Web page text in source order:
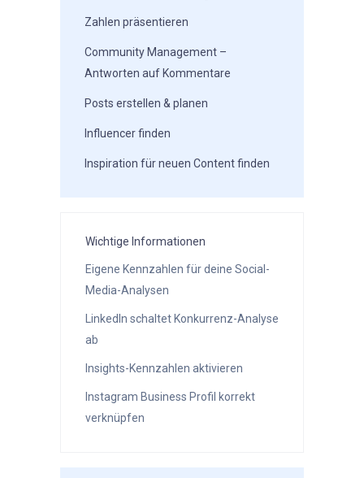
Zahlen präsentieren
Community Management –
Antworten auf Kommentare
Posts erstellen & planen
Influencer finden
Inspiration für neuen Content finden
Wichtige Informationen
Eigene Kennzahlen für deine Social-
Media-Analysen
LinkedIn schaltet Konkurrenz-Analyse
ab
Insights-Kennzahlen aktivieren
Instagram Business Profil korrekt
verknüpfen